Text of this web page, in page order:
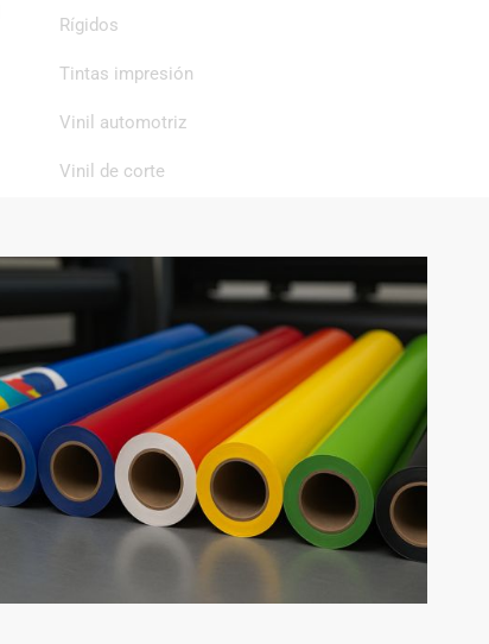
Rígidos
Tintas impresión
Vinil automotriz
Vinil de corte
Vinil textil